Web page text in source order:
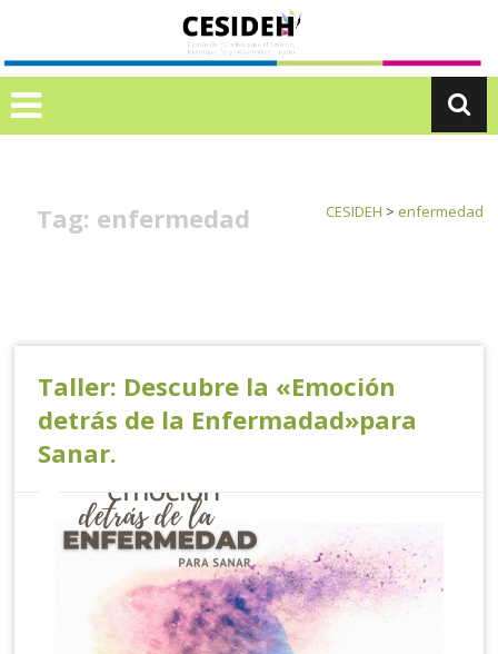
contenido
E
D
H
Tag: enfermedad CESIDEH > enfermedad
Taller: Descubre la «Emoción
detrás de la Enfermadad»para
Sanar.